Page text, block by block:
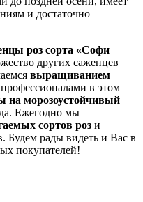
и достаточно
роз сорта «Софи
других саженцев
выращиванием
в этом
на морозоустойчивый
Ежегодно мы
сортов роз и
Будем рады видеть и Вас в
покупателей!